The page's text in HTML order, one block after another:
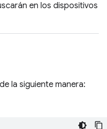
en los dispositivos
la siguiente manera: